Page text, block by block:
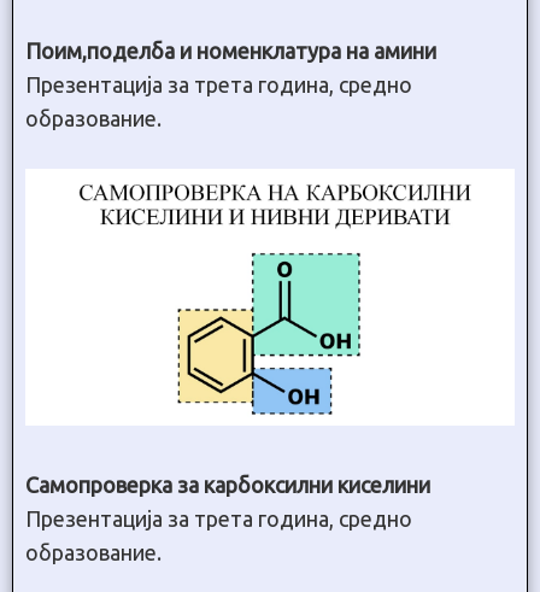
Поим,поделба и номенклатура на амини
Презентација за трета година, средно
образование.
Самопроверка за карбоксилни киселини
Презентација за трета година, средно
образование.